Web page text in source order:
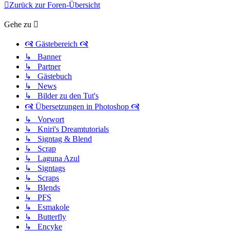
Zurück zur Foren-Übersicht
Gehe zu
🙧 Gästebereich 🙧
↳ Banner
↳ Partner
↳ Gästebuch
↳ News
↳ Bilder zu den Tut's
🙧 Übersetzungen in Photoshop 🙧
↳ Vorwort
↳ Kniri's Dreamtutorials
↳ Signtag & Blend
↳ Scrap
↳ Laguna Azul
↳ Signtags
↳ Scraps
↳ Blends
↳ PFS
↳ Esmakole
↳ Butterfly
↳ Encyke